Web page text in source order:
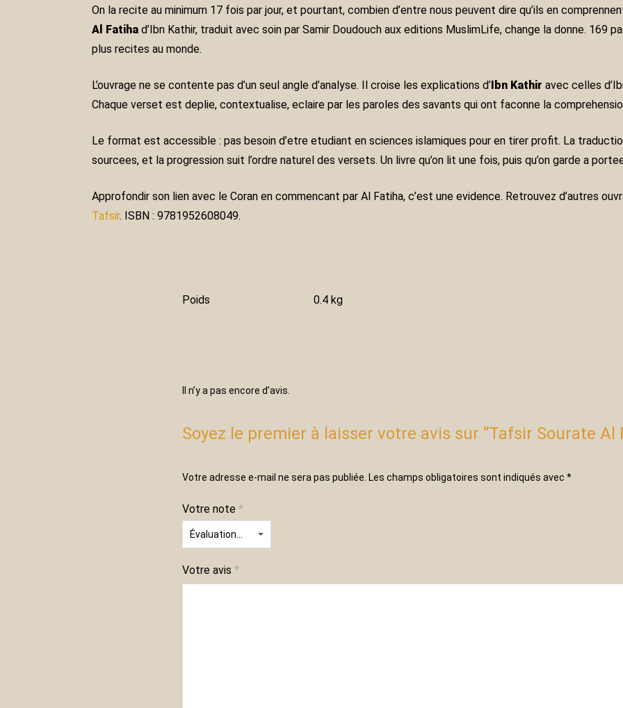
On la recite au minimum 17 fois par jour, et pourtant, combien d’entre nous peuvent dire qu’ils en
Al Fatiha d’Ibn Kathir, traduit avec soin par Samir Doudouch aux editions MuslimLife, change la donne. 169
plus recites au monde.
L’ouvrage ne se contente pas d’un seul angle d’analyse. Il croise les explications d’Ibn Kathir avec celles
Chaque verset est deplie, contextualise, eclaire par les paroles des savants qui ont faconne la
Le format est accessible : pas besoin d’etre etudiant en sciences islamiques pour en tirer profit. La
sourcees, et la progression suit l’ordre naturel des versets. Un livre qu’on lit une fois, puis qu’on garde a
Approfondir son lien avec le Coran en commencant par Al Fatiha, c’est une evidence. Retrouvez d’autres
Tafsir. ISBN : 9781952608049.
Poids 0.4 kg
Il n’y a pas encore d’avis.
Soyez le premier à laisser votre avis sur “Tafsir Sourate Al
Votre adresse e-mail ne sera pas publiée. Les champs obligatoires sont indiqués avec *
Votre note *
Votre avis *